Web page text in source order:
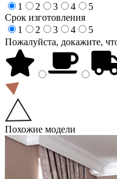
1
2 3 4
5
Срок изготовления
1
2 3 4
5
Пожалуйста, докажите,
Похожие модели